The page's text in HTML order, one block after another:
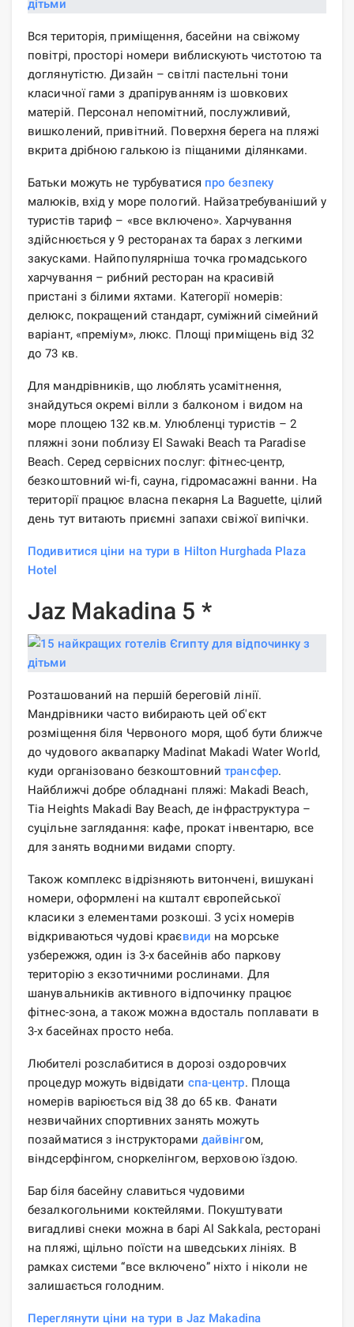
Вся територія, приміщення, басейни на свіжому
повітрі, просторі номери виблискують чистотою та
доглянутістю. Дизайн – світлі пастельні тони
класичної гами з драпіруванням із шовкових
матерій. Персонал непомітний, послужливий,
вишколений, привітний. Поверхня берега на пляжі
вкрита дрібною галькою із піщаними ділянками.
Батьки можуть не турбуватися про безпеку
малюків, вхід у море пологий. Найзатребуваніший у
туристів тариф – «все включено». Харчування
здійснюється у 9 ресторанах та барах з легкими
закусками. Найпопулярніша точка громадського
харчування – рибний ресторан на красивій
пристані з білими яхтами. Категорії номерів:
делюкс, покращений стандарт, суміжний сімейний
варіант, «преміум», люкс. Площі приміщень від 32
до 73 кв.
Для мандрівників, що люблять усамітнення,
знайдуться окремі вілли з балконом і видом на
море площею 132 кв.м. Улюбленці туристів – 2
пляжні зони поблизу El Sawaki Beach та Paradise
Beach. Серед сервісних послуг: фітнес-центр,
безкоштовний wi-fi, сауна, гідромасажні ванни. На
території працює власна пекарня La Baguette, цілий
день тут витають приємні запахи свіжої випічки.
Подивитися ціни на тури в Hilton Hurghada Plaza
Hotel
Jaz Makadina 5 *
Розташований на першій береговій лінії.
Мандрівники часто вибирають цей об'єкт
розміщення біля Червоного моря, щоб бути ближче
до чудового аквапарку Madinat Makadi Water World,
куди організовано безкоштовнийтрансфер.
Найближчі добре обладнані пляжі: Makadi Beach,
Tia Heights Makadi Bay Beach, де інфраструктура –
суцільне заглядання: кафе, прокат інвентарю, все
для занять водними видами спорту.
Також комплекс відрізняють витончені, вишукані
номери, оформлені на кшталт європейської
класики з елементами розкоші. З усіх номерів
відкриваються чудові краєвиди на морське
узбережжя, один із 3-х басейнів або паркову
територію з екзотичними рослинами. Для
шанувальників активного відпочинку працює
фітнес-зона, а також можна вдосталь поплавати в
3-х басейнах просто неба.
Любителі розслабитися в дорозі оздоровчих
процедур можуть відвідати спа-центр. Площа
номерів варіюється від 38 до 65 кв. Фанати
незвичайних спортивних занять можуть
позайматися з інструкторами дайвінгом,
віндсерфінгом, сноркелінгом, верховою їздою.
Бар біля басейну славиться чудовими
безалкогольними коктейлями. Покуштувати
вигадливі снеки можна в барі Al Sakkala, ресторані
на пляжі, щільно поїсти на шведських лініях. В
рамках системи “все включено” ніхто і ніколи не
залишається голодним.
Переглянути ціни на тури в Jaz Makadina